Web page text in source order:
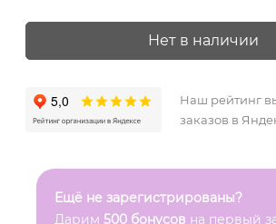
Нет в наличии
Наш рейтинг
заказов в
Ещё не зарегистрированы?
Дарим 500 бонусов на первый